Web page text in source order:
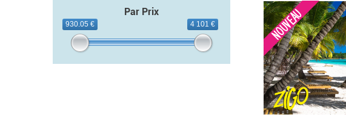
Par Prix
930.05 € 4 101 € NOUVEAU